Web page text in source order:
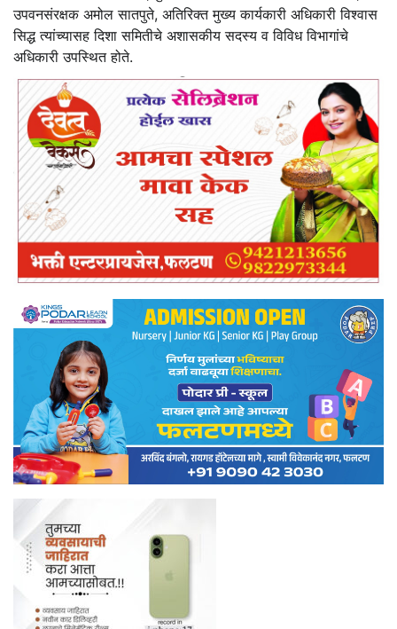
उपवनसंरक्षक अमोल सातपुते, अतिरिक्त मुख्य कार्यकारी अधिकारी विश्वास
सिद्ध त्यांच्यासह दिशा समितीचे अशासकीय सदस्य व विविध विभागांचे
अधिकारी उपस्थित होते.